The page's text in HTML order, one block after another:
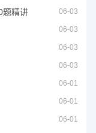
题精讲 06-03
06-03
06-03
06-03
06-01
06-01
06-01